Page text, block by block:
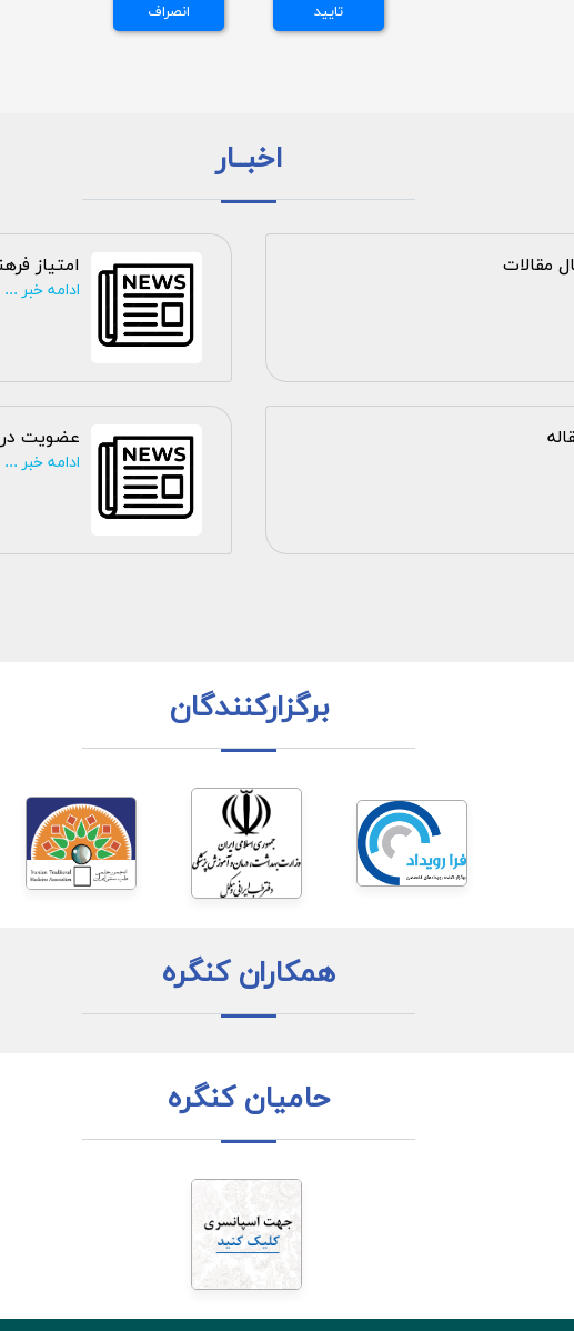
اخبــار
مقالات امتیاز
ادامه خبر ...
عضویت
ادامه خبر ...
برگزارکنندگان
همکاران کنگره
حامیان کنگره